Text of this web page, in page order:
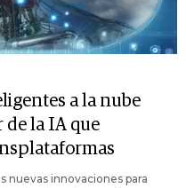
a la nube
de la IA que
nuevas innovaciones para